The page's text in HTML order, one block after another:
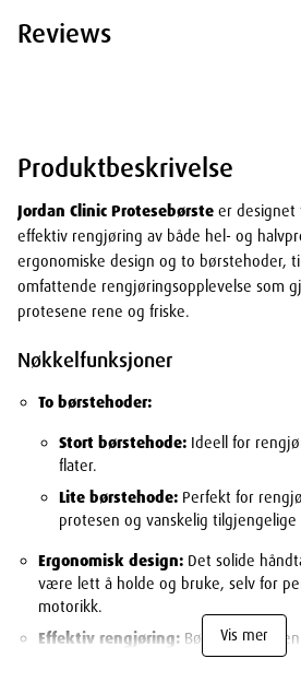
Produktbeskrivelse
Jordan Clinic Protesebørste er designet
effektiv rengjøring av både hel- og
ergonomiske design og to børstehoder,
omfattende rengjøringsopplevelse som
protesene rene og friske.
Nøkkelfunksjoner
To børstehoder:
Stort børstehode: Ideell for
flater.
Lite børstehode: Perfekt for
protesen og vanskelig tilgjengelige
Ergonomisk design: Det solide
være lett å holde og bruke, selv for
motorikk.
Effektiv rengjøring: Børsten sikrer
bidrar til god munnhygiene og økt
Vis mer
Reviews